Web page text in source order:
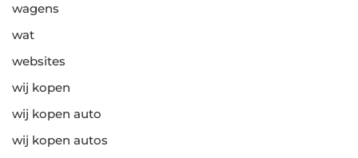
wagens
wat
websites
wij kopen
wij kopen auto
wij kopen autos